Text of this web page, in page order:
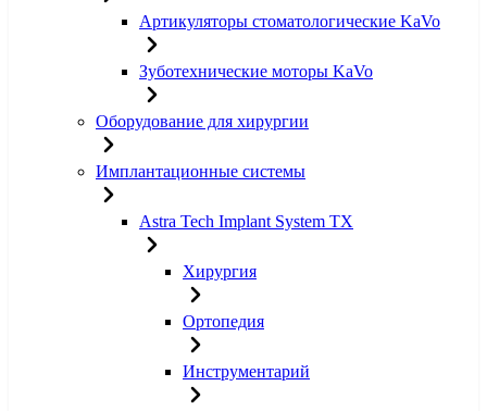
Артикуляторы стоматологические KaVo
Зуботехнические моторы KaVo
Оборудование для хирургии
Имплантационные системы
Astra Tech Implant System TX
Хирургия
Ортопедия
Инструментарий